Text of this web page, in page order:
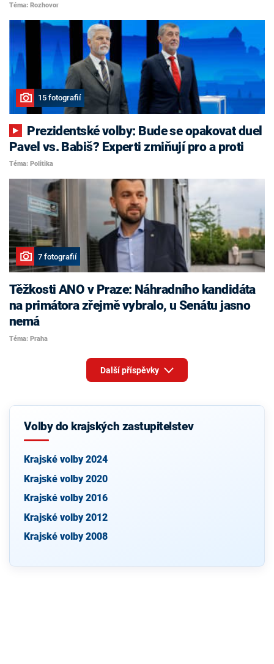
Téma: Rozhovor
15 fotografií
Pavel vs. Babiš? Experti zmiňují pro a proti
Téma: Politika
7 fotografií
Těžkosti ANO v Praze: Náhradního kandidáta
na primátora zřejmě vybralo, u Senátu jasno
nemá
Téma: Praha
Další příspěvky
Volby do krajských zastupitelstev
Krajské volby 2024
Krajské volby 2020
Krajské volby 2016
Krajské volby 2012
Krajské volby 2008